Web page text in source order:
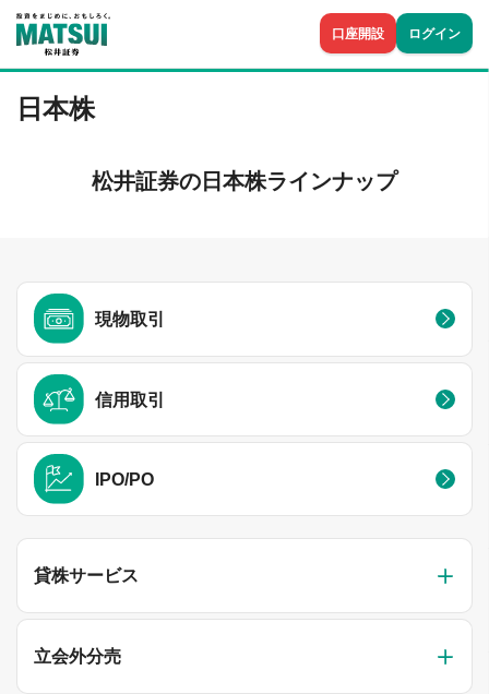
口座開設 ログイン
日本株
松井証券の日本株ラインナップ
現物取引
信用取引
IPO/PO
貸株サービス
立会外分売